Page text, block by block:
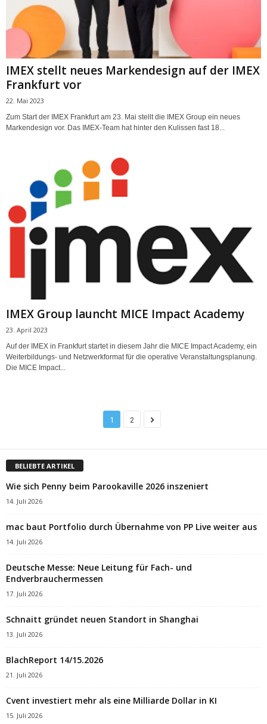
IMEX stellt neues Markendesign auf der IMEX
Frankfurt vor
22. Mai 2023
Zum Start der IMEX Frankfurt am 23. Mai stellt die IMEX Group ein neues
Markendesign vor. Das IMEX-Team hat hinter den Kulissen fast 18...
IMEX Group launcht MICE Impact Academy
23. April 2023
Auf der IMEX in Frankfurt startet in diesem Jahr die MICE Impact Academy, ein
Weiterbildungs- und Netzwerkformat für die operative Veranstaltungsplanung.
Die MICE Impact...
1 2
BELIEBTE ARTIKEL
Wie sich Penny beim Parookaville 2026 inszeniert
14. Juli 2026
mac baut Portfolio durch Übernahme von PP Live weiter aus
14. Juli 2026
Deutsche Messe: Neue Leitung für Fach- und
Endverbrauchermessen
17. Juli 2026
Schnaitt gründet neuen Standort in Shanghai
13. Juli 2026
BlachReport 14/15.2026
21. Juli 2026
Cvent investiert mehr als eine Milliarde Dollar in KI
15. Juli 2026